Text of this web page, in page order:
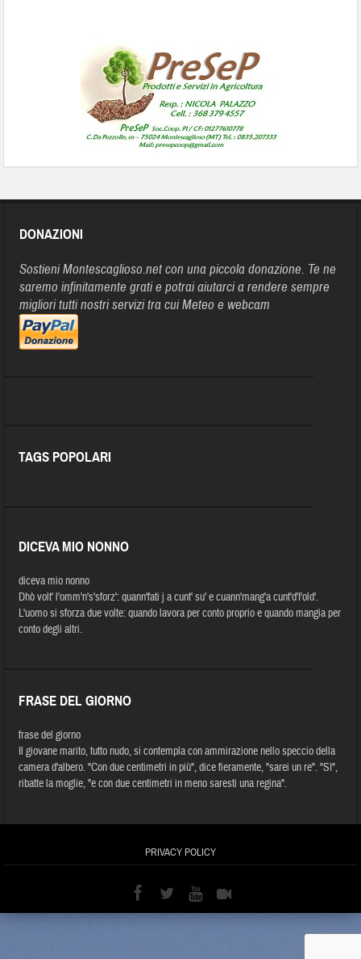
DONAZIONI
Sostieni Montescaglioso.net con una piccola donazione. Te ne
saremo infinitamente grati e potrai aiutarci a rendere sempre
migliori tutti nostri servizi tra cui Meteo e webcam
TAGS POPOLARI
DICEVA MIO NONNO
diceva mio nonno
Dhò volt' l'omm'n's'sforz': quann'fati j a cunt' su' e cuann'mang'a cunt'd'I'old'.
L'uomo si sforza due volte: quando lavora per conto proprio e quando mangia per
conto degli altri.
FRASE DEL GIORNO
frase del giorno
Il giovane marito, tutto nudo, si contempla con ammirazione nello speccio della
camera d'albero. "Con due centimetri in più", dice fieramente, "sarei un re". "Sì",
ribatte la moglie, "e con due centimetri in meno saresti una regina".
PRIVACY POLICY